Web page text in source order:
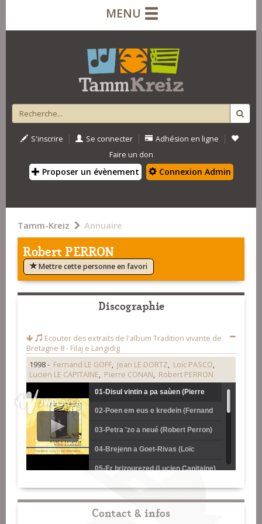
MENU
S'inscrire | Se connecter | Adhésion en ligne |
Faire un don
Proposer un évènement Connexion Admin
Tamm-Kreiz Annuaire
Robert PERRON
Mettre cette personne en favori
Discographie
Ecouter des extraits de l'album Tradition vivante de
Bretagne 8 - Filaj e Langidig
1998 - Fernand LE GOFF, Jean LE DORTZ, Loïc PASCO,
Lucien LE CAPITAINE, Pierre CONAN, Robert PERRON
01-Disul vintin a pa saùen (Pierre
Conan)
02-Poen em eus e kredein (Fernand
Le Goff)
03-Petra 'zo a neué (Robert Perron)
04-Brejenn a Goet-Rivas (Loïc
Pasco)
05-Er brizourezed (Lucien Capitaine)
06-Na me zimezei-me (Pierre
Conan)
07-Ma zad 'deus men diméet (Loïc
Contact & infos